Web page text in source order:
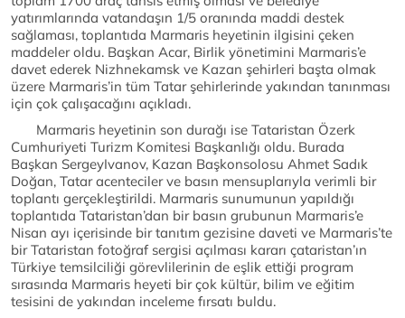
yatırımlarında vatandaşın 1/5 oranında maddi destek
sağlaması, toplantıda Marmaris heyetinin ilgisini çeken
maddeler oldu. Başkan Acar, Birlik yönetimini Marmaris’e
davet ederek Nizhnekamsk ve Kazan şehirleri başta olmak
üzere Marmaris’in tüm Tatar şehirlerinde yakından tanınması
için çok çalışacağını açıkladı.
Marmaris heyetinin son durağı ise Tataristan Özerk
Cumhuriyeti Turizm Komitesi Başkanlığı oldu. Burada
Başkan SergeyIvanov, Kazan Başkonsolosu Ahmet Sadık
Doğan, Tatar acenteciler ve basın mensuplarıyla verimli bir
toplantı gerçekleştirildi. Marmaris sunumunun yapıldığı
toplantıda Tataristan’dan bir basın grubunun Marmaris’e
Nisan ayı içerisinde bir tanıtım gezisine daveti ve Marmaris’te
bir Tataristan fotoğraf sergisi açılması kararı çataristan’ın
Türkiye temsilciliği görevlilerinin de eşlik ettiği program
sırasında Marmaris heyeti bir çok kültür, bilim ve eğitim
tesisini de yakından inceleme fırsatı buldu.